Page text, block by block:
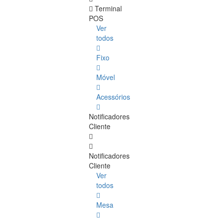
Terminal
POS
Ver
todos
Fixo
Móvel
Acessórios
Notificadores
Cliente
Notificadores
Cliente
Ver
todos
Mesa